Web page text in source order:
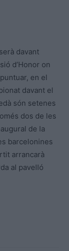
davant
d’Honor on
en el
davant el
són setenes
dos de les
de la
barcelonines
arrancarà
al pavelló